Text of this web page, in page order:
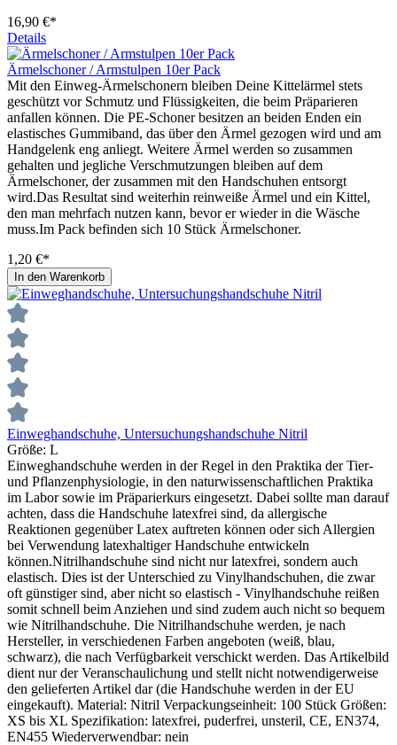
16,90 €*
Details
Ärmelschoner / Armstulpen 10er Pack
Mit den Einweg-Ärmelschonern bleiben Deine Kittelärmel stets
geschützt vor Schmutz und Flüssigkeiten, die beim Präparieren
anfallen können. Die PE-Schoner besitzen an beiden Enden ein
elastisches Gummiband, das über den Ärmel gezogen wird und am
Handgelenk eng anliegt. Weitere Ärmel werden so zusammen
gehalten und jegliche Verschmutzungen bleiben auf dem
Ärmelschoner, der zusammen mit den Handschuhen entsorgt
wird.Das Resultat sind weiterhin reinweiße Ärmel und ein Kittel,
den man mehrfach nutzen kann, bevor er wieder in die Wäsche
muss.Im Pack befinden sich 10 Stück Ärmelschoner.
1,20 €*
In den Warenkorb
Einweghandschuhe, Untersuchungshandschuhe Nitril
Größe: L
Einweghandschuhe werden in der Regel in den Praktika der Tier-
und Pflanzenphysiologie, in den naturwissenschaftlichen Praktika
im Labor sowie im Präparierkurs eingesetzt. Dabei sollte man darauf
achten, dass die Handschuhe latexfrei sind, da allergische
Reaktionen gegenüber Latex auftreten können oder sich Allergien
bei Verwendung latexhaltiger Handschuhe entwickeln
können.Nitrilhandschuhe sind nicht nur latexfrei, sondern auch
elastisch. Dies ist der Unterschied zu Vinylhandschuhen, die zwar
oft günstiger sind, aber nicht so elastisch - Vinylhandschuhe reißen
somit schnell beim Anziehen und sind zudem auch nicht so bequem
wie Nitrilhandschuhe. Die Nitrilhandschuhe werden, je nach
Hersteller, in verschiedenen Farben angeboten (weiß, blau,
schwarz), die nach Verfügbarkeit verschickt werden. Das Artikelbild
dient nur der Veranschaulichung und stellt nicht notwendigerweise
den gelieferten Artikel dar (die Handschuhe werden in der EU
eingekauft). Material: Nitril Verpackungseinheit: 100 Stück Größen:
XS bis XL Spezifikation: latexfrei, puderfrei, unsteril, CE, EN374,
EN455 Wiederverwendbar: nein